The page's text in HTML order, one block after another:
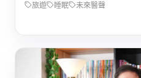
旅遊 睡眠 未來醫聲